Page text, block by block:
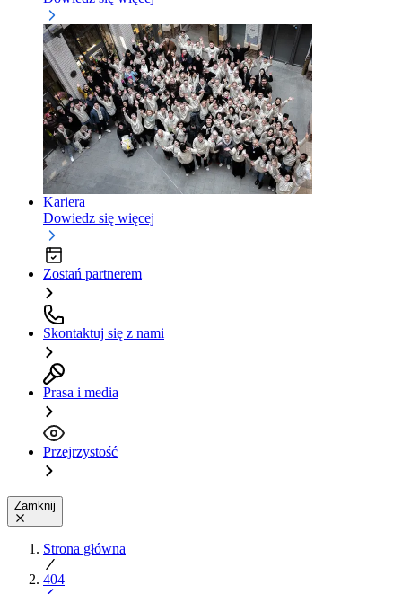
Kariera
Dowiedz się więcej
Zostań partnerem
Skontaktuj się z nami
Prasa i media
Przejrzystość
Zamknij
Strona główna
404